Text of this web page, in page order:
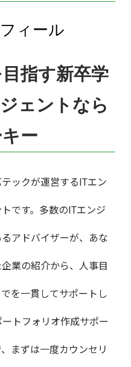
指す新卒学
ェントなら
ー
ックが運営するITエン
です。多数のITエンジ
アドバイザーが、あな
業の紹介から、人事目
を一貫してサポートし
トフォリオ作成サポー
まずは一度カウンセリ